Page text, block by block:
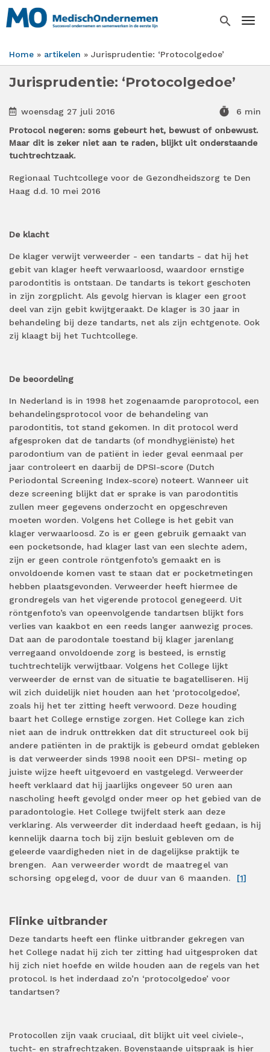
Overslaan
en
inhoud
search
Home artikelen Jurisprudentie: ‘Protocolgedoe’
Jurisprudentie: ‘Protocolgedoe’
woensdag 27 juli 2016 timer
6 min
Protocol negeren: soms gebeurt het, bewust of onbewust.
Maar dit is zeker niet aan te raden, blijkt uit onderstaande
tuchtrechtzaak.
Regionaal Tuchtcollege voor de Gezondheidszorg te Den
Haag d.d. 10 mei 2016
De klacht
De klager verwijt verweerder - een tandarts - dat hij het
gebit van klager heeft verwaarloosd, waardoor ernstige
parodontitis is ontstaan. De tandarts is tekort geschoten
in zijn zorgplicht. Als gevolg hiervan is klager een groot
deel van zijn gebit kwijtgeraakt. De klager is 30 jaar in
behandeling bij deze tandarts, net als zijn echtgenote. Ook
zij klaagt bij het Tuchtcollege.
De beoordeling
In Nederland is in 1998 het zogenaamde paroprotocol, een
behandelingsprotocol voor de behandeling van
parodontitis, tot stand gekomen. In dit protocol werd
afgesproken dat de tandarts (of mondhygiëniste) het
parodontium van de patiënt in ieder geval eenmaal per
jaar controleert en daarbij de DPSI-score (Dutch
Periodontal Screening Index-score) noteert. Wanneer uit
deze screening blijkt dat er sprake is van parodontitis
zullen meer gegevens onderzocht en opgeschreven
moeten worden. Volgens het College is het gebit van
klager verwaarloosd. Zo is er geen gebruik gemaakt van
een pocketsonde, had klager last van een slechte adem,
zijn er geen controle röntgenfoto’s gemaakt en is
onvoldoende komen vast te staan dat er pocketmetingen
hebben plaatsgevonden. Verweerder heeft hiermee de
grondregels van het vigerende protocol genegeerd. Uit
röntgenfoto’s van opeenvolgende tandartsen blijkt fors
verlies van kaakbot en een reeds langer aanwezig proces.
Dat aan de parodontale toestand bij klager jarenlang
verregaand onvoldoende zorg is besteed, is ernstig
tuchtrechtelijk verwijtbaar. Volgens het College lijkt
verweerder de ernst van de situatie te bagatelliseren. Hij
wil zich duidelijk niet houden aan het ‘protocolgedoe’,
zoals hij het ter zitting heeft verwoord. Deze houding
baart het College ernstige zorgen. Het College kan zich
niet aan de indruk onttrekken dat dit structureel ook bij
andere patiënten in de praktijk is gebeurd omdat gebleken
is dat verweerder sinds 1998 nooit een DPSI- meting op
juiste wijze heeft uitgevoerd en vastgelegd. Verweerder
heeft verklaard dat hij jaarlijks ongeveer 50 uren aan
nascholing heeft gevolgd onder meer op het gebied van de
paradontologie. Het College twijfelt sterk aan deze
verklaring. Als verweerder dit inderdaad heeft gedaan, is hij
kennelijk daarna toch bij zijn besluit gebleven om de
geleerde vaardigheden niet in de dagelijkse praktijk te
brengen. Aan verweerder wordt de maatregel van
schorsing opgelegd, voor de duur van 6 maanden. [1]
Flinke uitbrander
Deze tandarts heeft een flinke uitbrander gekregen van
het College nadat hij zich ter zitting had uitgesproken dat
hij zich niet hoefde en wilde houden aan de regels van het
protocol. Is het inderdaad zo’n ‘protocolgedoe’ voor
tandartsen?
Protocollen zijn vaak cruciaal, dit blijkt uit veel civiele-,
tucht- en strafrechtzaken. Bovenstaande uitspraak is hier